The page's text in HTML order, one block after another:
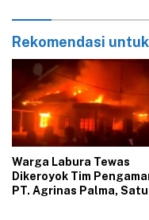
Rekomendasi
‎Warga Labura Tewas
Dikeroyok Tim
PT. Agrinas Palma, Satu